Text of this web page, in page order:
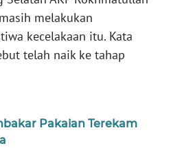
melakukan
kecelakaan itu. Kata
telah naik ke tahap
Pakaian Terekam